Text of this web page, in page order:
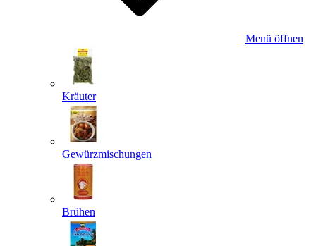
Menü öffnen
Kräuter
Gewürzmischungen
Brühen